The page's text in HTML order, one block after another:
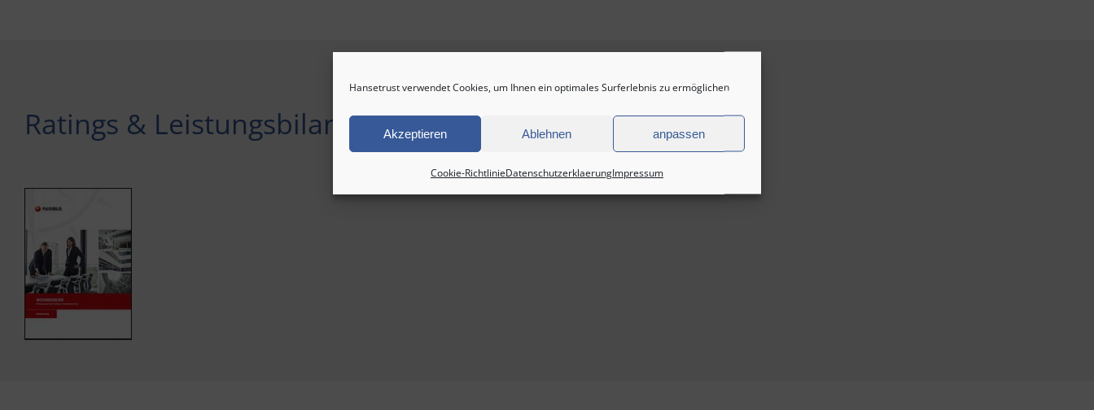
Hansetrust verwendet Cookies, um Ihnen ein optimales Surferlebnis zu ermöglichen
Akzeptieren Ablehnen anpassen
Cookie-RichtlinieDatenschutzerklaerungImpressum
Ratings & Leistungsbilanz